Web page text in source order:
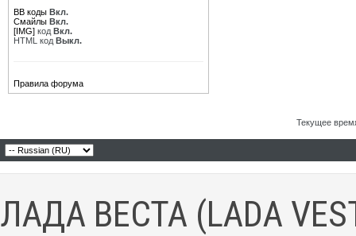
BB коды Вкл.
Смайлы Вкл.
[IMG] код Вкл.
HTML код Выкл.
Правила форума
Текущее
ЛАДА ВЕСТА (LADA